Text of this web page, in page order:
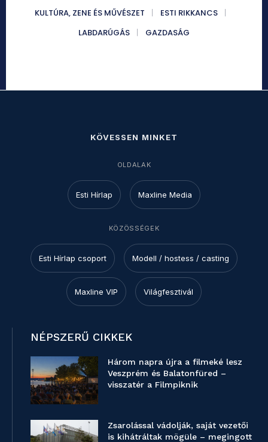
KULTÚRA, ZENE ÉS MŰVÉSZET
ESTI RIKKANCS
LABDARÚGÁS
GAZDASÁG
KÖVESSEN MINKET
OLDALAK
Esti Hírlap Maxline Media
KÖZÖSSÉGEK
Esti Hírlap csoport Modell / hostess / casting
Maxline VIP Világfesztivál
NÉPSZERŰ CIKKEK
Három napra újra a filmeké lesz
Veszprém és Balatonfüred –
visszatér a Filmpiknik
Zsarolással vádolják, saját vezetői
is kihátráltak mögüle – megingott